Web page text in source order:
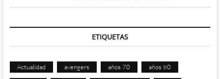
ETIQUETAS
Actualidad avengers años 70 años 80